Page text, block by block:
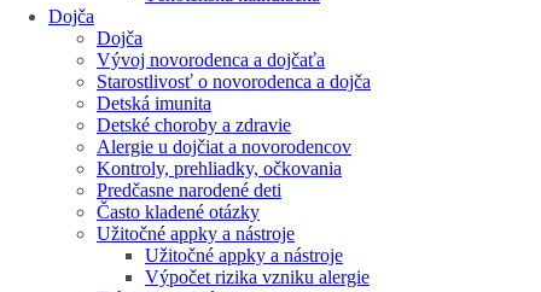
Dojča
Dojča
Vývoj novorodenca a dojčaťa
Starostlivosť o novorodenca a dojča
Detská imunita
Detské choroby a zdravie
Alergie u dojčiat a novorodencov
Kontroly, prehliadky, očkovania
Predčasne narodené deti
Často kladené otázky
Užitočné appky a nástroje
Užitočné appky a nástroje
Výpočet rizika vzniku alergie